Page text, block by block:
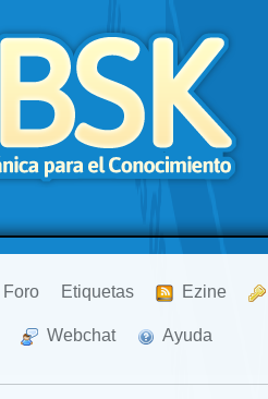
Foro Etiquetas Ezine
Webchat Ayuda